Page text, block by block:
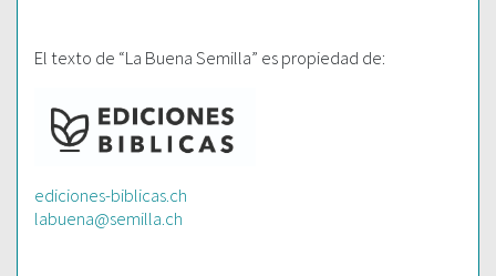
El texto de “La Buena Semilla” es propiedad de:
ediciones-biblicas.ch
labuena@semilla.ch